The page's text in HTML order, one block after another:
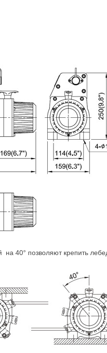
40° позволяют крепить